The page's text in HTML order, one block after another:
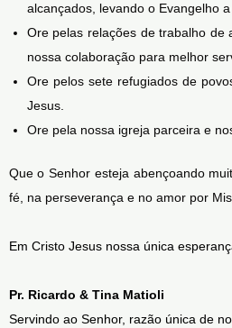
alcançados, levando o Evangelho
Ore pelas relações de trabalho de
nossa colaboração para melhor
Ore pelos sete refugiados de
Jesus.
Ore pela nossa igreja parceira e
Que o Senhor esteja abençoando
fé, na perseverança e no amor por
Em Cristo Jesus nossa única
Pr. Ricardo & Tina Matioli
Servindo ao Senhor, razão única de